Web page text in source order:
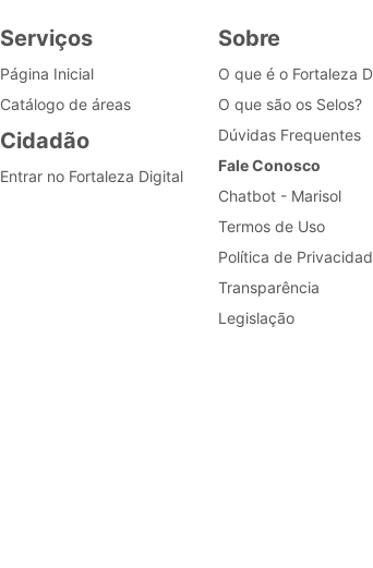
Serviços
Página Inicial
Catálogo de áreas
Cidadão
Entrar no Fortaleza Digital
Sobre
O que é o Fortaleza
O que são os Selos?
Dúvidas Frequentes
Fale Conosco
Chatbot - Marisol
Termos de Uso
Política de
Transparência
Legislação